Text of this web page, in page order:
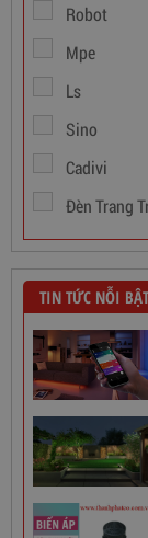
Ổn Áp 1 Pha SH
Robot
Mpe
Ls
Sino
Cadivi
Đèn Trang
TIN TỨC NỖI BẬT